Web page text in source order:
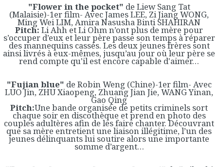
"Flower in the pocket" de Liew Sang Tat
(Malaisie)-1er film- Avec James LEE, Zi Jiang WONG,
Ming Wei LIM, Amira Nasusha Binti SHAHIRAN
Pitch: Li Ahh et Li Ohm n’ont plus de mère pour
s’occuper d’eux et leur père passe son temps à réparer
des mannequins cassés. Les deux jeunes frères sont
ainsi livrés à eux-mêmes, jusqu’au jour où leur père se
rend compte qu'il est encore capable d'aimer…
"Fujian blue" de Robin Weng (Chine)-1er film- Avec
LUO Jin, ZHU Xiaopeng, Zhuang Jian Jie, WANG Yinan,
Gao Qing
Pitch:Une bande organisée de petits criminels sort
chaque soir en discothèque et prend en photo des
couples adultères afin de les faire chanter. Découvrant
que sa mère entretient une liaison illégitime, l’un des
jeunes délinquants lui soutire alors une importante
somme d’argent…